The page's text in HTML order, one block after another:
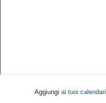
Aggiungi ai tuoi calendari